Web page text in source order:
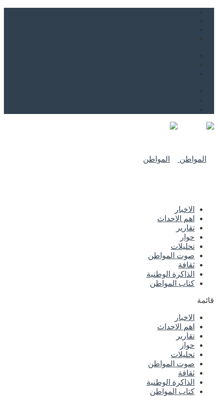
الاخبار
اهم الاحداث
تقارير
حوار
تحليلات
صوت المواطن
ثقافة
الذاكرة الوطنية
كتاب المواطن
قائمة
الاخبار
اهم الاحداث
تقارير
حوار
تحليلات
صوت المواطن
ثقافة
الذاكرة الوطنية
كتاب المواطن